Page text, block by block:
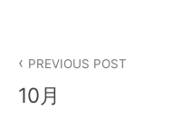
稿
PREVIOUS POST
10月